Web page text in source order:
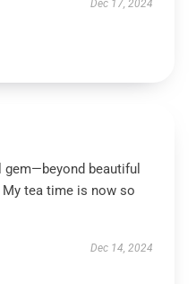
Dec 17, 2024
gem—beyond beautiful
tea time is now so
Dec 14, 2024